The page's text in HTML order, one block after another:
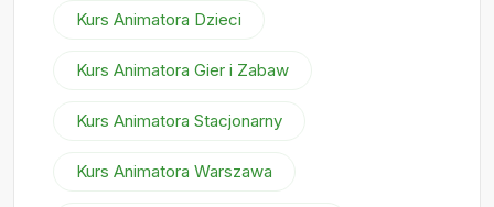
Kurs Animatora Dzieci
Kurs Animatora Gier i Zabaw
Kurs Animatora Stacjonarny
Kurs Animatora Warszawa